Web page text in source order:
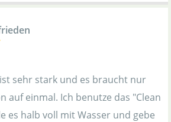
sehr stark und es braucht nur
auf einmal. Ich benutze das "Clean
es halb voll mit Wasser und gebe